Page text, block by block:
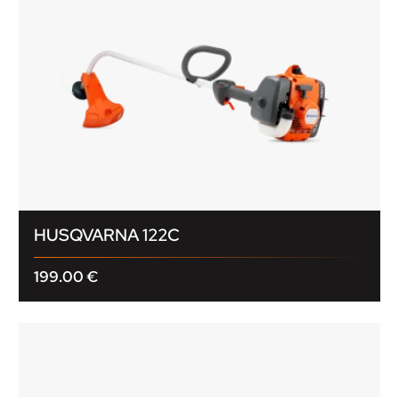
HUSQVARNA 122C
199.00€